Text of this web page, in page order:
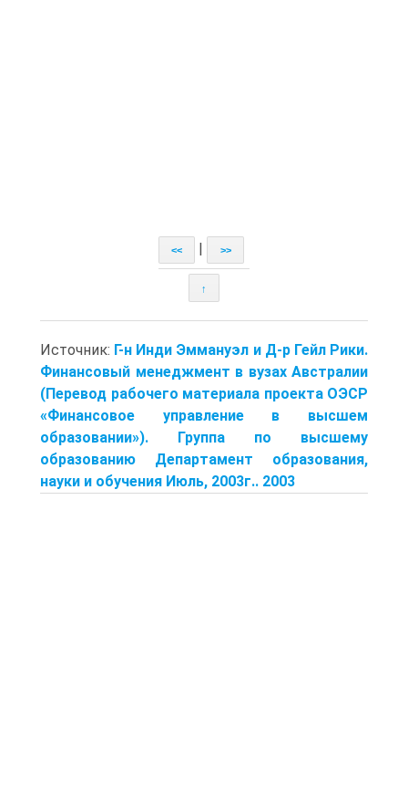
<< >>
↑
Источник: Г-н Инди Эммануэл и Д-р Гейл Рики.
Финансовый менеджмент в вузах Австралии
(Перевод рабочего материала проекта ОЭСР
«Финансовое управление в высшем
образовании»). Группа по высшему
образованию Департамент образования,
науки и обучения Июль, 2003г.. 2003